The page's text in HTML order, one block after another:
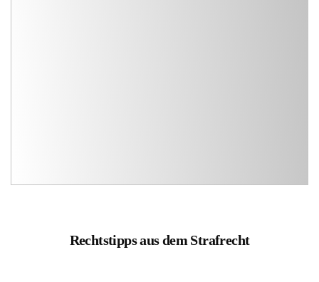
Rechtstipps aus dem Strafrecht